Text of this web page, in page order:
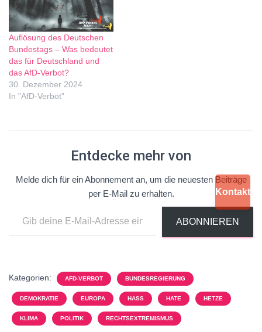
Auflösung des Deutschen
Bundestags – Was bedeutet
das für Deutschland und
das AfD-Verbot?
30. Dezember 2024
In "AfD-Verbot"
Entdecke mehr von
Melde dich für ein Abonnement an, um die neuesten Beiträge
per E-Mail zu erhalten.
ABONNIEREN
Kategorien: AFD-VERBOT BUNDESREGIERUNG
DEMOKRATIE EUROPA HASS HATE HETZE
KLIMA POLITIK RECHTSEXTREMISMUS
Kontakt